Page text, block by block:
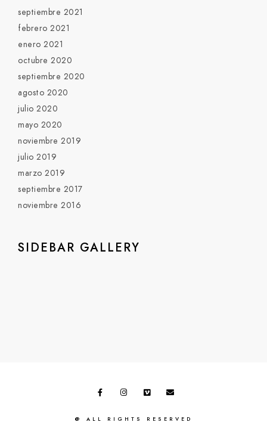
septiembre 2021
febrero 2021
enero 2021
octubre 2020
septiembre 2020
agosto 2020
julio 2020
mayo 2020
noviembre 2019
julio 2019
marzo 2019
septiembre 2017
noviembre 2016
SIDEBAR GALLERY
@ ALL RIGHTS RESERVED